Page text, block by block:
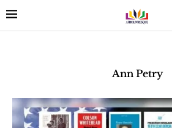
Ann Petry